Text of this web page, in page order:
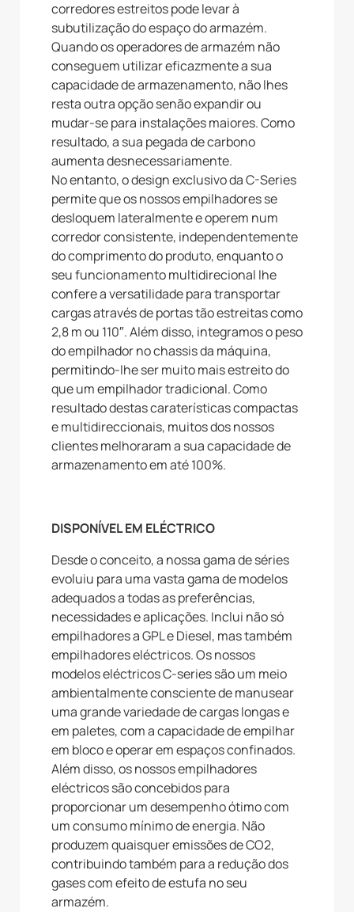
corredores estreitos pode levar à
subutilização do espaço do armazém.
Quando os operadores de armazém não
conseguem utilizar eficazmente a sua
capacidade de armazenamento, não lhes
resta outra opção senão expandir ou
mudar-se para instalações maiores. Como
resultado, a sua pegada de carbono
aumenta desnecessariamente.
No entanto, o design exclusivo da C-Series
permite que os nossos empilhadores se
desloquem lateralmente e operem num
corredor consistente, independentemente
do comprimento do produto, enquanto o
seu funcionamento multidirecional lhe
confere a versatilidade para transportar
cargas através de portas tão estreitas como
2,8 m ou 110″. Além disso, integramos o peso
do empilhador no chassis da máquina,
permitindo-lhe ser muito mais estreito do
que um empilhador tradicional. Como
resultado destas caraterísticas compactas
e multidireccionais, muitos dos nossos
clientes melhoraram a sua capacidade de
armazenamento em até 100%.
DISPONÍVEL EM ELÉCTRICO
Desde o conceito, a nossa gama de séries
evoluiu para uma vasta gama de modelos
adequados a todas as preferências,
necessidades e aplicações. Inclui não só
empilhadores a GPL e Diesel, mas também
empilhadores eléctricos. Os nossos
modelos eléctricos C-series são um meio
ambientalmente consciente de manusear
uma grande variedade de cargas longas e
em paletes, com a capacidade de empilhar
em bloco e operar em espaços confinados.
Além disso, os nossos empilhadores
eléctricos são concebidos para
proporcionar um desempenho ótimo com
um consumo mínimo de energia. Não
produzem quaisquer emissões de CO2,
contribuindo também para a redução dos
gases com efeito de estufa no seu
armazém.